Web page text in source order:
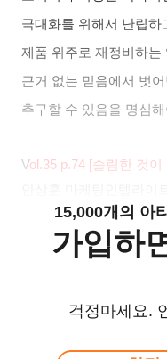
극대화를 위해서 난립
제품 위주로 재정비하는
근거 없는 믿음에서 벗
추구할 수 있음을 명심
Vol.35 p.74 [슬림한 것이
15,000개의 아
가입하
걱정마세요.